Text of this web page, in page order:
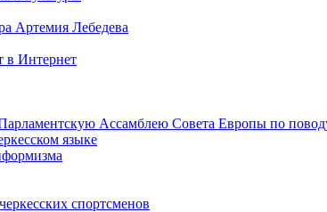
Артемия Лебедева
в Интернет
Ассамблею Совета Европы по
языке
спортсменов